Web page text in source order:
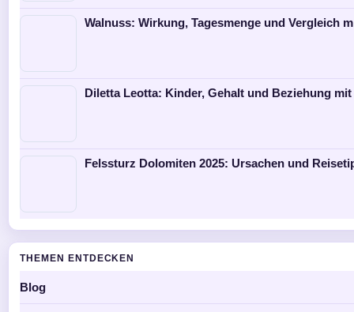
Walnuss: Wirkung, Tagesmenge und Vergleich
Diletta Leotta: Kinder, Gehalt und Beziehung
Felssturz Dolomiten 2025: Ursachen und
THEMEN ENTDECKEN
Blog